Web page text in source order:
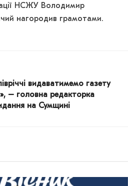
НСЖУ Володимир
нагородив грамотами.
видаватимемо газету
– головна редакторка
на Сумщині